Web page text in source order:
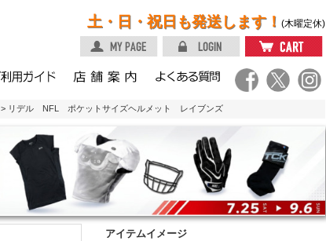
土・日・祝日も発送します！ (木曜定休)
> リデル NFL ポケットサイズヘルメット レイブンズ
アイテムイメージ